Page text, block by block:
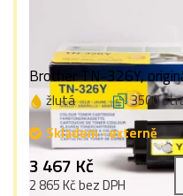
Brother TN-326Y,
žlutá 3500
Skladem - externě
3 467 Kč
2 865 Kč bez DPH